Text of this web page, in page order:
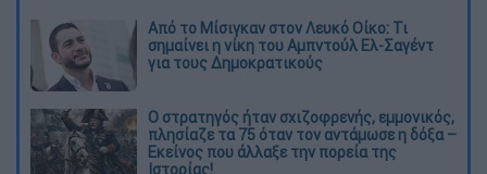
Από το Μίσιγκαν στον Λευκό Οίκο: Τι
σημαίνει η νίκη του Αμπντούλ Ελ-Σαγέντ
για τους Δημοκρατικούς
O στρατηγός ήταν σχιζοφρενής, εμμονικός,
πλησίαζε τα 75 όταν τον αντάμωσε η δόξα –
Εκείνος που άλλαξε την πορεία της
Ιστορίας!